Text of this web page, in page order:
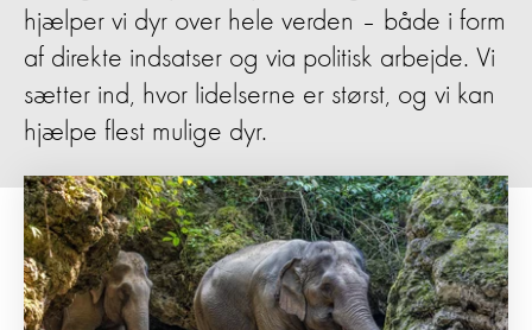
hjælper vi dyr over hele verden – både i form
af direkte indsatser og via politisk arbejde. Vi
sætter ind, hvor lidelserne er størst, og vi kan
hjælpe flest mulige dyr.